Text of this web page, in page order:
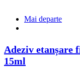
Mai departe
Adeziv etanșare
15ml